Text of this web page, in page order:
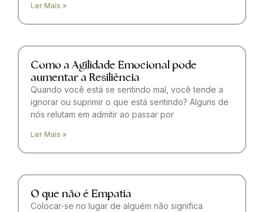
Ler Mais »
Como a Agilidade Emocional pode
aumentar a Resiliência
Quando você está se sentindo mal, você tende a
ignorar ou suprimir o que está sentindo? Alguns de
nós relutam em admitir ao passar por
Ler Mais »
O que não é Empatia
Colocar-se no lugar de alguém não significa